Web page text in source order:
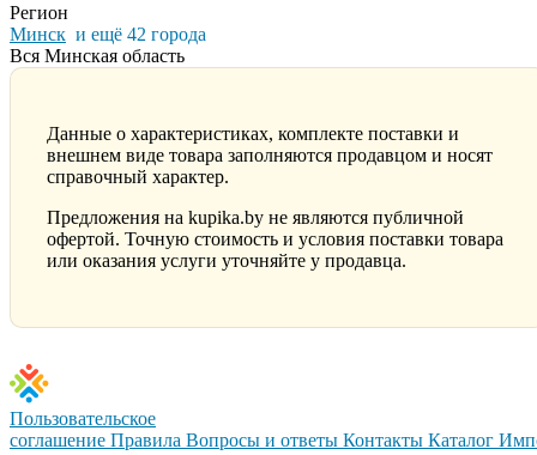
Регион
Минск и ещё 42 города
Вся Минская область
Данные о характеристиках, комплекте поставки и
внешнем виде товара заполняются продавцом и носят
справочный характер.
Предложения на kupika.by не являются публичной
офертой. Точную стоимость и условия поставки товара
или оказания услуги уточняйте у продавца.
Пользовательское
соглашение Правила Вопросы и ответы Контакты Каталог